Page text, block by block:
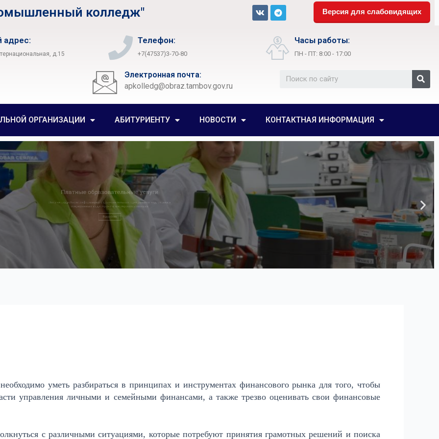
колледж" Версия для слабовидящих
адрес:
д.15
Телефон:
+7(47537)3-70-80
Часы работы:
ПН - ПТ: 8:00 - 17:00
Электронная почта:
apkolledg@obraz.tambov.gov.ru
ОРГАНИЗАЦИИ АБИТУРИЕНТУ НОВОСТИ КОНТАКТНАЯ ИНФОРМАЦИЯ
образовательные услуги
информацию о дополнительных программах подготовки в
аудиториях и мастерских колледжа
Подробнее
уметь разбираться в принципах и инструментах финансового рынка для того, чтобы
управления личными и семейными финансами, а также трезво оценивать свои финансовые
с различными ситуациями, которые потребуют принятия грамотных решений и поиска